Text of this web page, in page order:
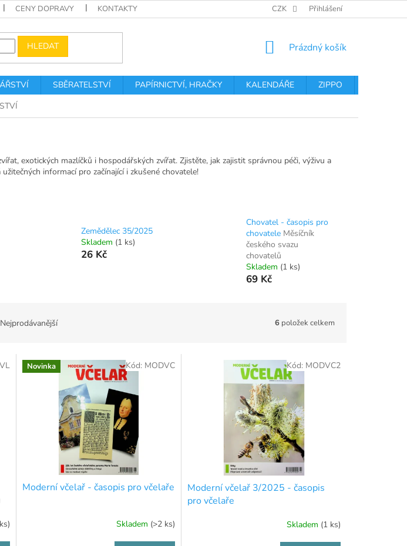
CENY DOPRAVY KONTAKTY PODMÍNKY OCHRANY OSOBNÍCH
CZK Přihlášení
HLEDAT
NÁKUPNÍ
Prázdný košík
SBĚRATELSTVÍ PAPÍRNICTVÍ, HRAČKY KALENDÁŘE ZIPPO
exotických mazlíčků i hospodářských zvířat. Zjistěte, jak zajistit správnou péči, výživu a
informací pro začínající i zkušené chovatele!
Zemědělec 35/2025
Skladem (1 ks)
26 Kč
Chovatel - časopis pro
chovatele Měsíčník
českého svazu
chovatelů
Skladem (1 ks)
69 Kč
Nejprodávanější 6 položek celkem
Novinka
Moderní včelař - časopis pro včelaře
Skladem (>2 ks)
Kód: MODVC
Moderní včelař 3/2025 - časopis
pro včelaře
Skladem (1 ks)
Kód: MODVC2